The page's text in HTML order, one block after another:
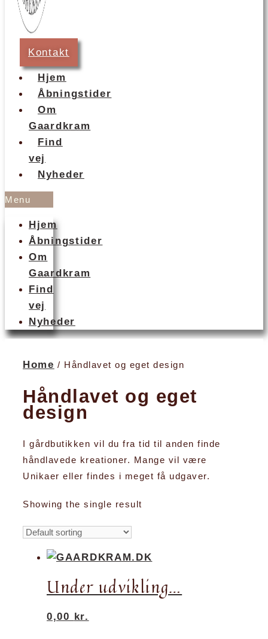
Kontakt
Hjem
Åbningstider
Om
Gaardkram
Find
vej
Nyheder
Menu
Hjem
Åbningstider
Om
Gaardkram
Find
vej
Nyheder
Home / Håndlavet og eget design
Håndlavet og eget
design
I gårdbutikken vil du fra tid til anden finde
håndlavede kreationer. Mange vil være
Unikaer eller findes i meget få udgaver.
Showing the single result
Under udvikling…
0,00 kr.